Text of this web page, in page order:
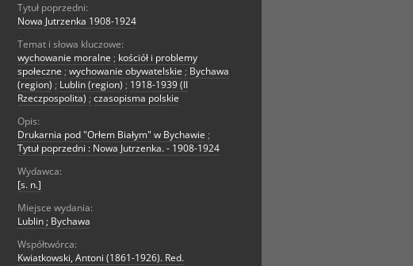
Tytuł poprzedni:
Nowa Jutrzenka 1908-1924
Temat i słowa kluczowe:
wychowanie moralne ; kościół i problemy
społeczne ; wychowanie obywatelskie ; Bychawa
(region) ; Lublin (region) ; 1918-1939 (II
Rzeczpospolita) ; czasopisma polskie
Opis:
Drukarnia pod "Orłem Białym" w Bychawie ;
Tytuł poprzedni : Nowa Jutrzenka. - 1908-1924
Wydawca:
[s. n.]
Miejsce wydania:
Lublin ; Bychawa
Współtwórca:
Kwiatkowski, Antoni (1861-1926). Red.